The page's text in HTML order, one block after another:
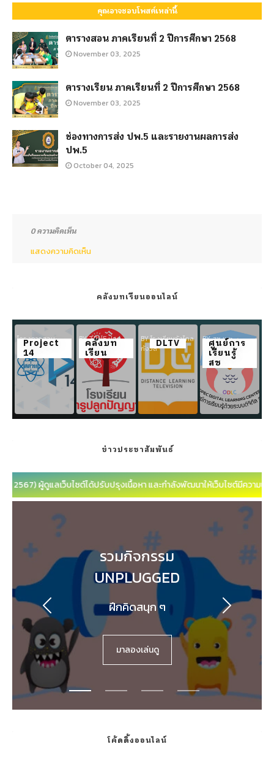
คุณอาจชอบโพสต์เหล่านี้
ตารางสอน ภาคเรียนที่ 2 ปีการศึกษา 2568
November 03, 2025
ตารางเรียน ภาคเรียนที่ 2 ปีการศึกษา 2568
November 03, 2025
ช่องทางการส่ง ปพ.5 และรายงานผลการส่ง
ปพ.5
October 04, 2025
0 ความคิดเห็น
แสดงความคิดเห็น
คลังบทเรียนออนไลน์
โครงการสอน
ออนไลน์ BY สสวท
Project
14
BY TRUE ปลูก
ปัญญา
คลังบท
เรียน
BY โรงเรียนวังไกล
กังวลDLTV
BY สช.และ
พันธมิตร
ศูนย์การ
เรียนรู้
สช
ข่าวประชาสัมพันธ์
ผู้ดูแลเว็บไซต์ได้ปรับปรุงเนื้อหา และกำลังพัฒนาให้เว็บไซต์มีความน่าใช้ง
รวมกิจกรรม
UNPLUGGED
ฝึกคิดสนุก ๆ
มาลองเล่นดู
โค้ดดิ้งออนไลน์